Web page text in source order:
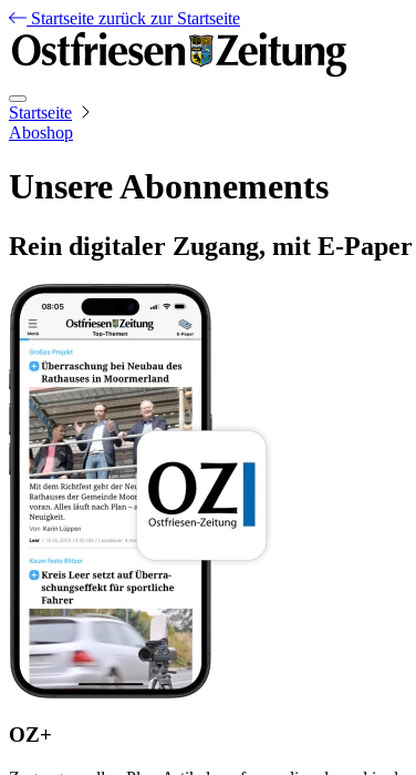
Startseite zurück zur Startseite
Startseite
Aboshop
Unsere Abonnements
Rein digitaler Zugang, mit E-
OZ+